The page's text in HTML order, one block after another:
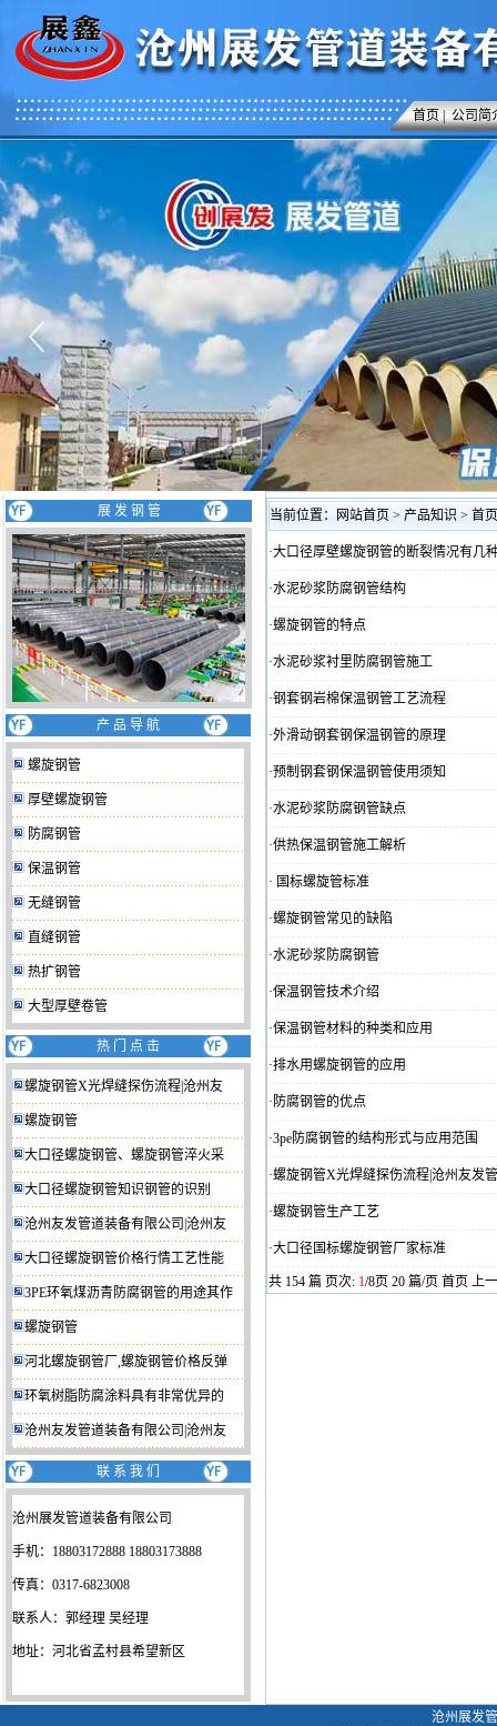
首页 公司简
展 发 钢 管
产 品 导 航
螺旋钢管
厚壁螺旋钢管
防腐钢管
保温钢管
无缝钢管
直缝钢管
热扩钢管
大型厚壁卷管
热 门 点 击
螺旋钢管X光焊缝探伤流程|沧州友
螺旋钢管
大口径螺旋钢管、螺旋钢管淬火采
大口径螺旋钢管知识钢管的识别
沧州友发管道装备有限公司|沧州友
大口径螺旋钢管价格行情工艺性能
3PE环氧煤沥青防腐钢管的用途其作
螺旋钢管
河北螺旋钢管厂,螺旋钢管价格反弹
环氧树脂防腐涂料具有非常优异的
沧州友发管道装备有限公司|沧州友
联 系 我 们
沧州展发管道装备有限公司
手机：18803172888 18803173888
传真：0317-6823008
联系人：郭经理 吴经理
地址：河北省孟村县希望新区
当前位置： 网站首页 > 产品知识 > 首页
·大口径厚壁螺旋钢管的断裂情况有几
·水泥砂浆防腐钢管结构
·螺旋钢管的特点
·水泥砂浆衬里防腐钢管施工
·钢套钢岩棉保温钢管工艺流程
·外滑动钢套钢保温钢管的原理
·预制钢套钢保温钢管使用须知
·水泥砂浆防腐钢管缺点
·供热保温钢管施工解析
· 国标螺旋管标准
·螺旋钢管常见的缺陷
·水泥砂浆防腐钢管
·保温钢管技术介绍
·保温钢管材料的种类和应用
·排水用螺旋钢管的应用
· 防腐钢管的优点
·3pe防腐钢管的结构形式与应用范围
·螺旋钢管X光焊缝探伤流程|沧州友发
·螺旋钢管生产工艺
·大口径国标螺旋钢管厂家标准
共 154 篇 页次: 1/8页 20 篇/页 首页 上
沧州展发